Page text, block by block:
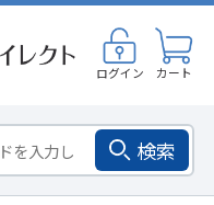
ログイン カート
検索